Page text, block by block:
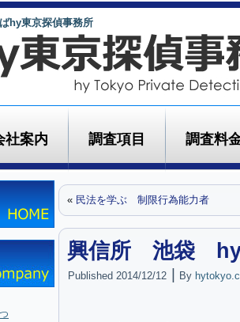
hy東京探偵事務所
社案内 調査項目 調査料
« 民法を学ぶ 制限行為能力者
興信所 池袋 hy
Published 2014/12/12 By